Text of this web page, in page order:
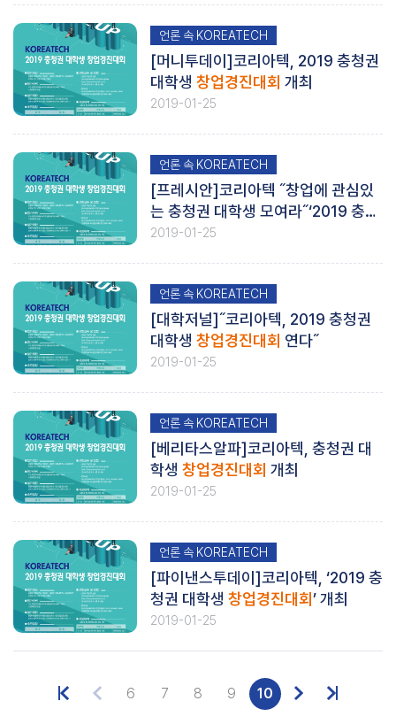
언론 속 KOREATECH
[머니투데이]코리아텍, 2019 충청권
대학생 창업경진대회 개최
2019-01-25
언론 속 KOREATECH
[프레시안]코리아텍 ˝창업에 관심있
는 충청권 대학생 모여라˝‘2019 충청
권 대학생창업경진대회
2019-01-25
언론 속 KOREATECH
[대학저널]˝코리아텍, 2019 충청권
대학생 창업경진대회 연다˝
2019-01-25
언론 속 KOREATECH
[베리타스알파]코리아텍, 충청권 대
학생 창업경진대회 개최
2019-01-25
언론 속 KOREATECH
[파이낸스투데이]코리아텍, ‘2019 충
청권 대학생 창업경진대회 ’ 개최
2019-01-25
6 7 8 9 10